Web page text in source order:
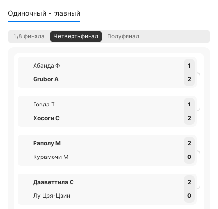
Одиночный - главный
1/8 финала Четвертьфинал Полуфинал
Абанда Ф
1
Grubor А
2
Говда Т
1
Хосоги С
2
Раполу М
2
Курамочи М
0
Дааветтила С
2
Лу Цзя-Цзин
0